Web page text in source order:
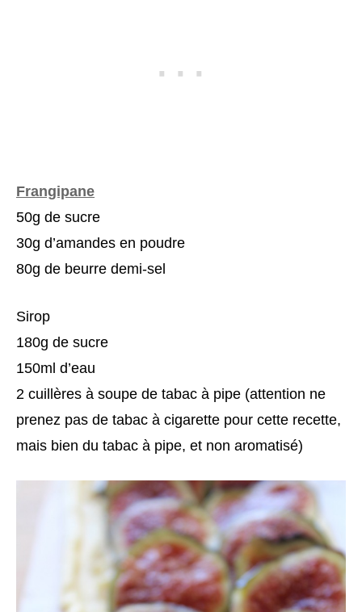
Frangipane
50g de sucre
30g d’amandes en poudre
80g de beurre demi-sel
Sirop
180g de sucre
150ml d’eau
2 cuillères à soupe de tabac à pipe (attention ne
prenez pas de tabac à cigarette pour cette recette,
mais bien du tabac à pipe, et non aromatisé)